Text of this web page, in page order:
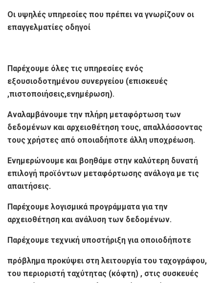
Οι υψηλές υπηρεσίες που πρέπει να γνωρίζουν οι
επαγγελματίες οδηγοί
Παρέχουμε όλες τις υπηρεσίες ενός
εξουσιοδοτημένου συνεργείου (επισκευές
,πιστοποιήσεις,ενημέρωση).
Αναλαμβάνουμε την πλήρη μεταφόρτωση των
δεδομένων και αρχειοθέτηση τους, απαλλάσσοντας
τους χρήστες από οποιαδήποτε άλλη υποχρέωση.
Ενημερώνουμε και βοηθάμε στην καλύτερη δυνατή
επιλογή προϊόντων μεταφόρτωσης ανάλογα με τις
απαιτήσεις.
Παρέχουμε λογισμικά προγράμματα για την
αρχειοθέτηση και ανάλυση των δεδομένων.
Παρέχουμε τεχνική υποστήριξη για οποιοδήποτε
πρόβλημα προκύψει στη λειτουργία του ταχογράφου,
του περιοριστή ταχύτητας (κόφτη) , στις συσκευές